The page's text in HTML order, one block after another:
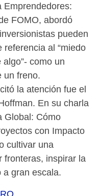
Emprendedores:
FOMO, abordó
pueden
al “miedo
algo”- como un
un freno.
la atención fue el
En su charla
Global: Cómo
con Impacto
cultivar una
fronteras, inspirar la
a gran escala.